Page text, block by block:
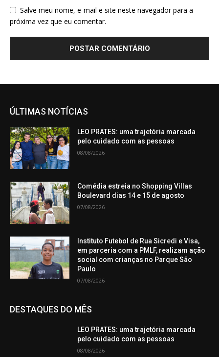
Salve meu nome, e-mail e site neste navegador para a
próxima vez que eu comentar.
ÚLTIMAS NOTÍCIAS
LEO PRATES: uma trajetória marcada
pelo cuidado com as pessoas
08/08/2026
Comédia estreia no Shopping Villas
Boulevard dias 14 e 15 de agosto
07/08/2026
Instituto Futebol de Rua Sicredi e Visa,
em parceria com a PMLF, realizam ação
social com crianças no Parque São
Paulo
07/08/2026
DESTAQUES DO MÊS
LEO PRATES: uma trajetória marcada
pelo cuidado com as pessoas
08/08/2026